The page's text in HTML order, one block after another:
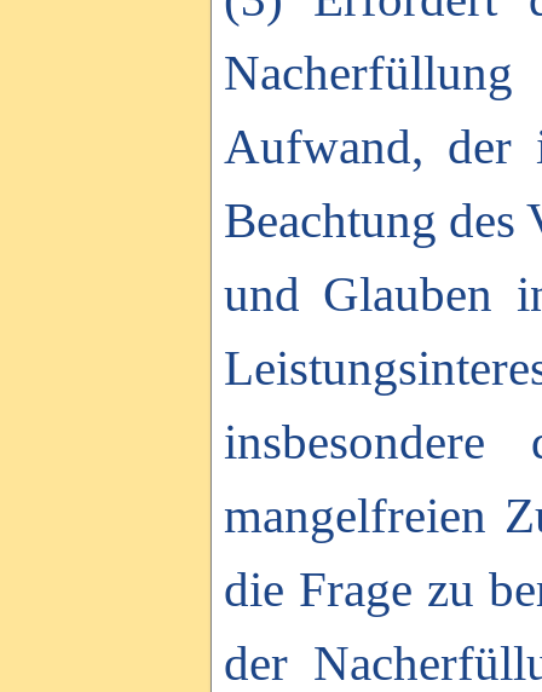
Nacherfüllung
Aufwand, der
Beachtung des
und Glauben
mangelfreien
die Frage zu
der